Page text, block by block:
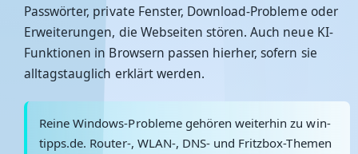
Passwörter, private Fenster, Download-Probleme oder
Erweiterungen, die Webseiten stören. Auch neue KI-
Funktionen in Browsern passen hierher, sofern sie
alltagstauglich erklärt werden.
Reine Windows-Probleme gehören weiterhin zu win-
tipps.de. Router-, WLAN-, DNS- und Fritzbox-Themen